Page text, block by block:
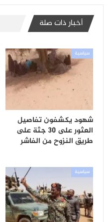
أخبار ذات صلة
سياسية
شهود يكشفون تفاصيل
العثور على 30 جثة على
طريق النزوح من الفاشر
سياسية